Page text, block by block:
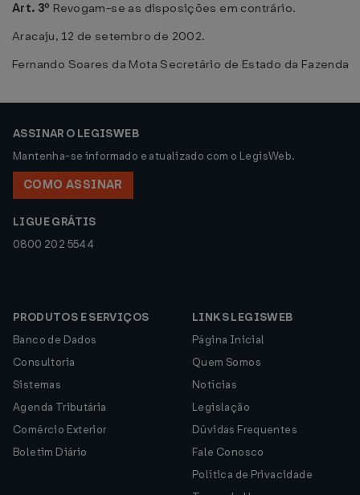
Art. 3º Revogam-se as disposições em contrário.
Aracaju, 12 de setembro de 2002.
Fernando Soares da Mota Secretário de Estado da Fazenda
ASSINAR O LEGISWEB
Mantenha-se informado e atualizado com o LegisWeb.
COMO ASSINAR
LIGUE GRÁTIS
0800 202 5544
PRODUTOS E SERVIÇOS
Banco de Dados
Consultoria
Sistemas
Agenda Tributária
Comércio Exterior
Boletim Diário
LINKS LEGISWEB
Página Inicial
Quem Somos
Notícias
Legislação
Dúvidas Frequentes
Fale Conosco
Política de Privacidade